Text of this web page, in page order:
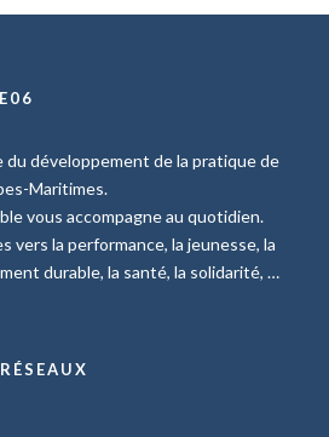
du développement de la pratique de
Maritimes.
vous accompagne au quotidien.
vers la performance, la jeunesse, la
durable, la santé, la solidarité, …